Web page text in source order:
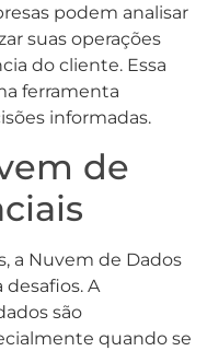
podem analisar
suas operações
do cliente. Essa
ferramenta
informadas.
de
a Nuvem de Dados
A
são
quando se